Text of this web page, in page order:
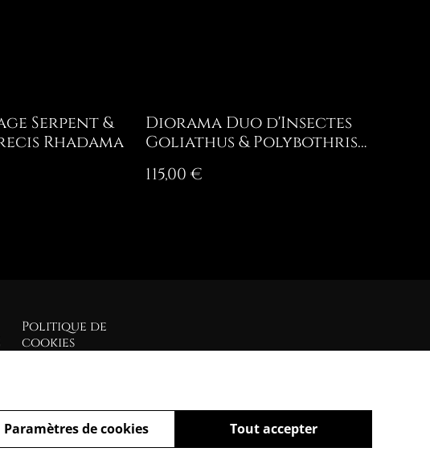
Serpent &
Rhadama
Diorama Duo d'Insectes
Goliathus & Polybothris
115,00 €
Politique de
cookies
Tout accepter
Paramètres de cookies